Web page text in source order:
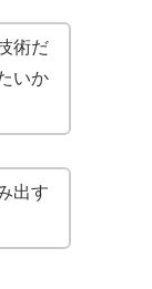
術だ
いか
出す